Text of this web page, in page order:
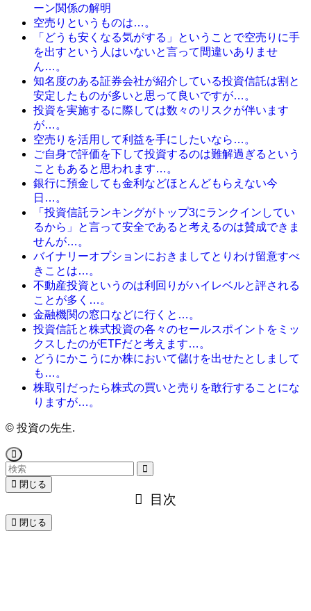
ーン関係の解明
空売りというものは…。
「どうも安くなる気がする」ということで空売りに手
を出すという人はいないと言って間違いありませ
ん…。
知名度のある証券会社が紹介している投資信託は割と
安定したものが多いと思って良いですが…。
投資を実施するに際しては数々のリスクが伴います
が…。
空売りを活用して利益を手にしたいなら…。
ご自身で評価を下して投資するのは難解過ぎるという
こともあると思われます…。
銀行に預金しても金利などほとんどもらえない今
日…。
「投資信託ランキングがトップ3にランクインしてい
るから」と言って安全であると考えるのは賛成できま
せんが…。
バイナリーオプションにおきましてとりわけ留意すべ
きことは…。
不動産投資というのは利回りがハイレベルと評される
ことが多く…。
金融機関の窓口などに行くと…。
投資信託と株式投資の各々のセールスポイントをミッ
クスしたのがETFだと考えます…。
どうにかこうにか株において儲けを出せたとしまして
も…。
株取引だったら株式の買いと売りを敢行することにな
りますが…。
© 投資の先生.
閉じる
目次
閉じる